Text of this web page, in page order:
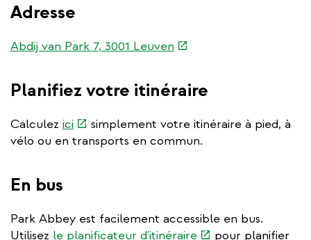
Adresse
Abdij van Park 7, 3001 Leuven (link
Planifiez votre itinéraire
Calculez ici (link
is
simplement votre itinéraire à pied, à
vélo ou en transports en commun.
En bus
Park Abbey est facilement accessible en bus.
Utilisez le planificateur d'itinéraire(linkpour planifier